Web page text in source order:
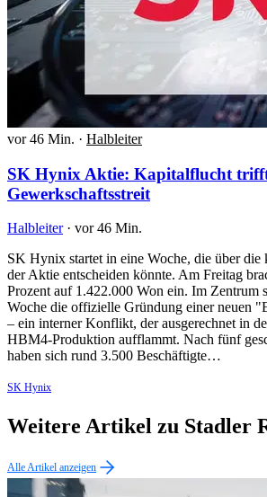
vor 46 Min. · Halbleiter
SK Hynix Aktie: Kapitalflucht
Gewerkschaftsstreit
Halbleiter · vor 46 Min.
SK Hynix startet in eine Woche, die über
der Aktie entscheiden könnte. Am Freitag
Prozent auf 1.422.000 Won ein. Im Zentrum
Woche die offizielle Gründung einer neuen
– ein interner Konflikt, der ausgerechnet in
HBM4-Produktion aufflammt. Nach fünf
haben sich rund 3.500 Beschäftigte…
SK Hynix
Weitere Artikel zu Stadler
Alle Artikel anzeigen